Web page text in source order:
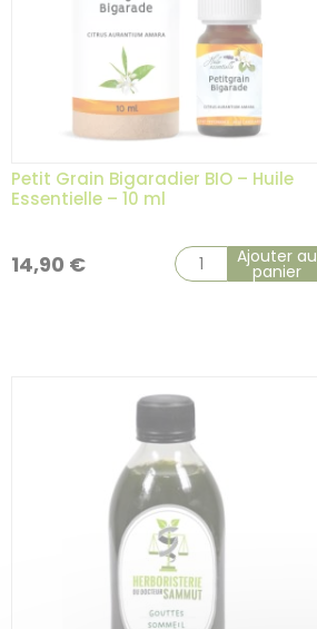
Petit Grain Bigaradier BIO – Huile
Essentielle – 10 ml
14,90 € Ajouter au
panier